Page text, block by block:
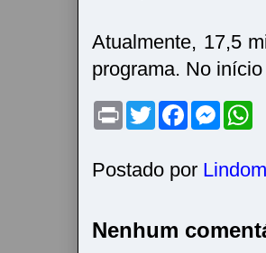
Atualmente, 17,5
programa. No
P
t
T
w
t
e
F
a
b
o
M
e
e
n
r
s
A
Postado por
Nenhum